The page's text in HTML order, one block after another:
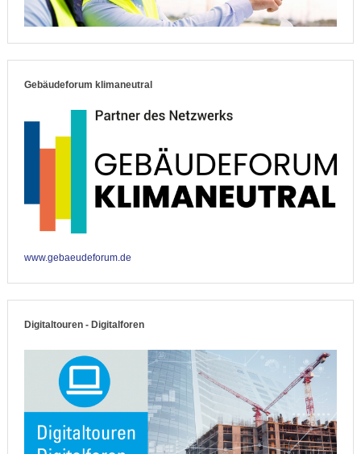
Gebäudeforum klimaneutral
www.gebaeudeforum.de
Digitaltouren - Digitalforen